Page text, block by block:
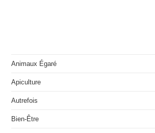
Animaux Égaré
Apiculture
Autrefois
Bien-Être